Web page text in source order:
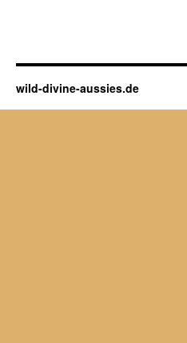
wild-divine-aussies.de